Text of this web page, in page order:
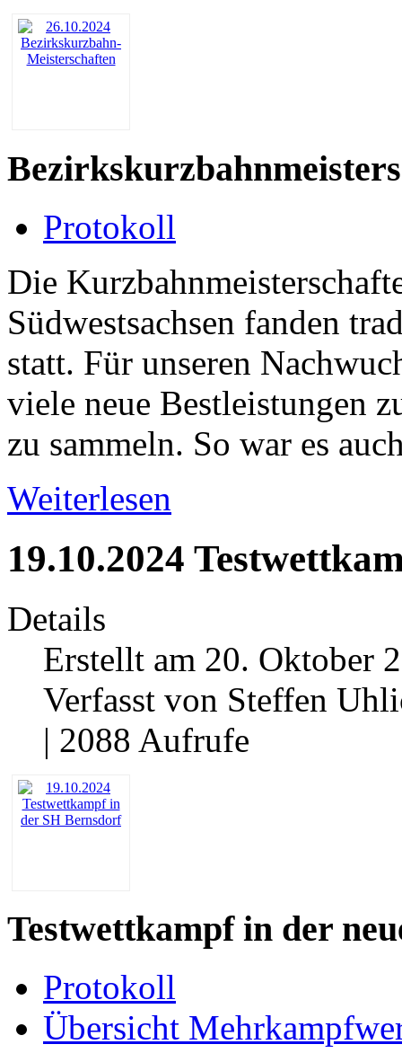
Protokoll
Die
Südwestsachsen fanden
statt. Für unseren
viele neue Bestleistungen
zu sammeln. So war es
Weiterlesen
19.10.2024
Details
Erstellt am 20. Oktober
Verfasst von Steffen
| 2088 Aufrufe
Testwettkampf in der
Protokoll
Übersicht